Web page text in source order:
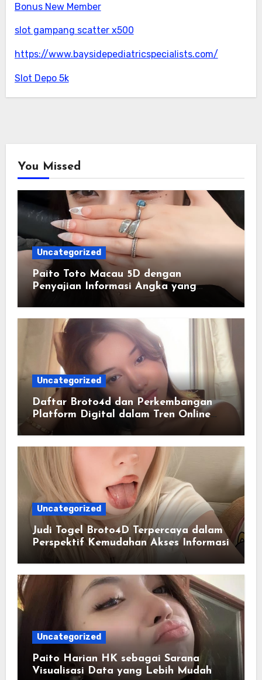
Bonus New Member
slot gampang scatter x500
https://www.baysidepediatricspecialists.com/
Slot Depo 5k
You Missed
Uncategorized
Paito Toto Macau 5D dengan
Penyajian Informasi Angka yang
Lengkap dan Terstruktur
Uncategorized
Daftar Broto4d dan Perkembangan
Platform Digital dalam Tren Online
Masa Kini
Uncategorized
Judi Togel Broto4D Terpercaya dalam
Perspektif Kemudahan Akses Informasi
Uncategorized
Paito Harian HK sebagai Sarana
Visualisasi Data yang Lebih Mudah